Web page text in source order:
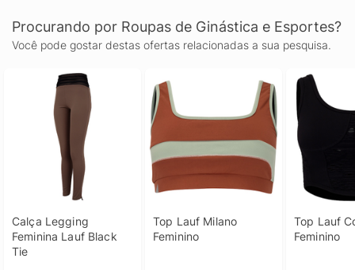
Procurando por Roupas de Ginástica e Esportes?
Você pode gostar destas ofertas relacionadas a sua pesquisa.
Calça Legging
Feminina Lauf Black
Tie
Top Lauf Milano
Feminino
Top Lauf
Feminino